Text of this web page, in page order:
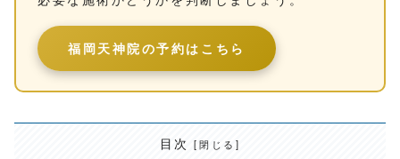
福岡天神院の予約はこちら
目次